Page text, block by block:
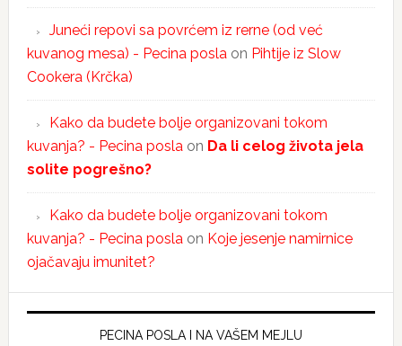
Juneći repovi sa povrćem iz rerne (od već
kuvanog mesa) - Pecina poslaon Pihtije iz Slow
Cookera (Krčka)
Kako da budete bolje organizovani tokom
kuvanja? - Pecina poslaon Da li celog života jela
solite pogrešno?
Kako da budete bolje organizovani tokom
kuvanja? - Pecina poslaon Koje jesenje namirnice
ojačavaju imunitet?
PECINA POSLA I NA VAŠEM MEJLU